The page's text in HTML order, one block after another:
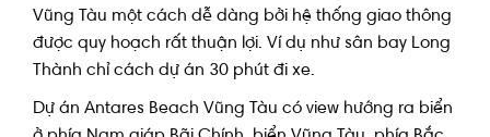
Vũng Tàu một cách dễ dàng bởi hệ thống giao thông
được quy hoạch rất thuận lợi. Ví dụ như sân bay Long
Thành chỉ cách dự án 30 phút đi xe.
Dự án Antares Beach Vũng Tàu có view hướng ra biển